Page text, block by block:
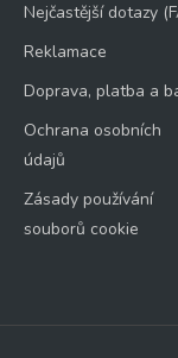
Nejčastější dotazy
Reklamace
Doprava, platba a
Ochrana osobních
údajů
Zásady používání
souborů cookie